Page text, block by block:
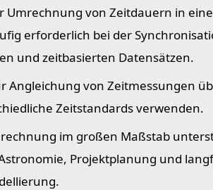
Umrechnung von Zeitdauern in
erforderlich bei der
und zeitbasierten Datensätzen.
Angleichung von Zeitmessungen
Zeitstandards verwenden.
im großen Maßstab
Projektplanung und